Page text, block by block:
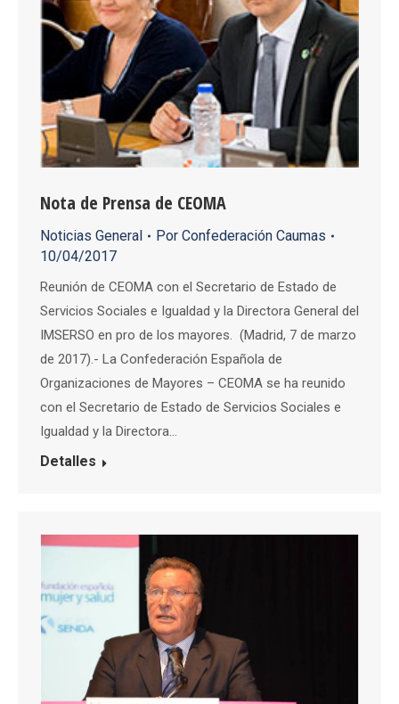
Nota de Prensa de CEOMA
Noticias General Por Confederación Caumas
10/04/2017
Reunión de CEOMA con el Secretario de Estado de
Servicios Sociales e Igualdad y la Directora General del
IMSERSO en pro de los mayores. (Madrid, 7 de marzo
de 2017).- La Confederación Española de
Organizaciones de Mayores – CEOMA se ha reunido
con el Secretario de Estado de Servicios Sociales e
Igualdad y la Directora…
Detalles